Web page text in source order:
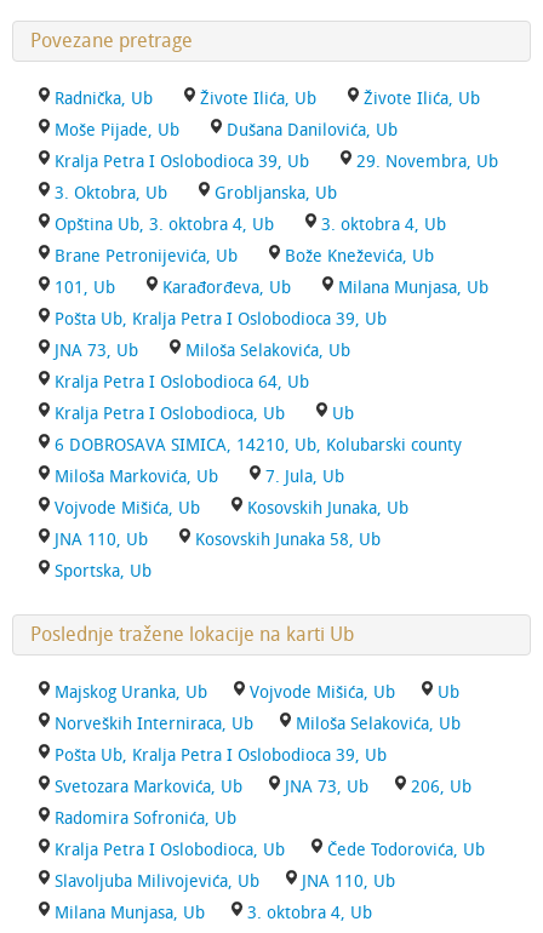
Povezane pretrage
Radnička, Ub Živote Ilića, Ub
Živote Ilića, Ub
Moše Pijade, Ub
Dušana Danilovića, Ub
Kralja Petra I Oslobodioca 39, Ub
29. Novembra, Ub
3. Oktobra, Ub
Grobljanska, Ub
Opština Ub, 3. oktobra 4, Ub
3. oktobra 4, Ub
Brane Petronijevića, Ub
Bože Kneževića, Ub
101, Ub
Karađorđeva, Ub
Milana Munjasa, Ub
Pošta Ub, Kralja Petra I Oslobodioca 39, Ub
JNA 73, Ub
Miloša Selakovića, Ub
Kralja Petra I Oslobodioca 64, Ub
Kralja Petra I Oslobodioca, Ub
Ub
6 DOBROSAVA SIMICA, 14210, Ub, Kolubarski county
Miloša Markovića, Ub
7. Jula, Ub
Vojvode Mišića, Ub
Kosovskih Junaka, Ub
JNA 110, Ub
Kosovskih Junaka 58, Ub
Sportska, Ub
Poslednje tražene lokacije na karti Ub
Majskog Uranka, Ub Vojvode Mišića, Ub
Ub
Norveških Interniraca, Ub
Miloša Selakovića, Ub
Pošta Ub, Kralja Petra I Oslobodioca 39, Ub
Svetozara Markovića, Ub
JNA 73, Ub
206, Ub
Radomira Sofronića, Ub
Kralja Petra I Oslobodioca, Ub
Čede Todorovića, Ub
Slavoljuba Milivojevića, Ub
JNA 110, Ub
Milana Munjasa, Ub
3. oktobra 4, Ub